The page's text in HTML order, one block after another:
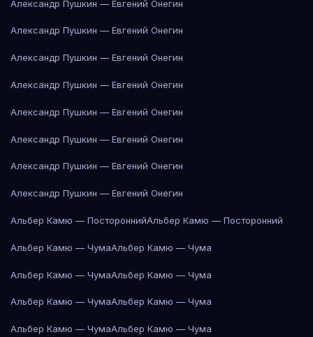
Александр Пушкин — Евгений Онегин
Александр Пушкин — Евгений Онегин
Александр Пушкин — Евгений Онегин
Александр Пушкин — Евгений Онегин
Александр Пушкин — Евгений Онегин
Александр Пушкин — Евгений Онегин
Александр Пушкин — Евгений Онегин
Александр Пушкин — Евгений Онегин
Альбер Камю — ПостороннийАльбер Камю — Посторонний
Альбер Камю — ЧумаАльбер Камю — Чума
Альбер Камю — ЧумаАльбер Камю — Чума
Альбер Камю — ЧумаАльбер Камю — Чума
Альбер Камю — ЧумаАльбер Камю — Чума